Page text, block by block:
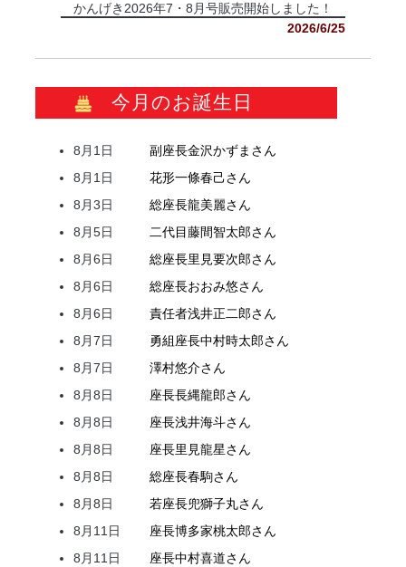
かんげき2026年7・8月号販売開始しました！
2026/6/25
今月のお誕生日
8月1日 副座長金沢かずま さん
8月1日
花形一條春己さん
8月3日
総座長龍美麗さん
8月5日
二代目藤間智太郎さん
8月6日
総座長里見要次郎さん
8月6日
総座長おおみ悠さん
8月6日
責任者浅井正二郎さん
8月7日
勇組座長中村時太郎さん
8月7日
澤村悠介さん
8月8日
座長長縄龍郎さん
8月8日
座長浅井海斗さん
8月8日
座長里見龍星さん
8月8日
総座長春駒さん
8月8日
若座長兜獅子丸さん
8月11日
座長博多家桃太郎さん
8月11日
座長中村喜道さん